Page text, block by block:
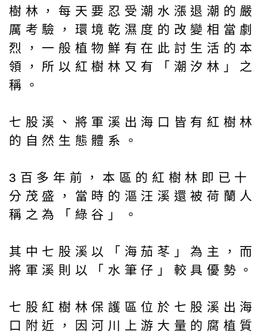
樹林，每天要忍受潮水漲退潮的嚴
厲考驗，環境乾濕度的改變相當劇
烈，一般植物鮮有在此討生活的本
領，所以紅樹林又有「潮汐林」之
稱。
七股溪、將軍溪出海口皆有紅樹林
的自然生態體系。
3百多年前，本區的紅樹林即已十
分茂盛，當時的漚汪溪還被荷蘭人
稱之為「綠谷」。
其中七股溪以「海茄苳」為主，而
將軍溪則以「水筆仔」較具優勢。
七股紅樹林保護區位於七股溪出海
口附近，因河川上游大量的腐植質